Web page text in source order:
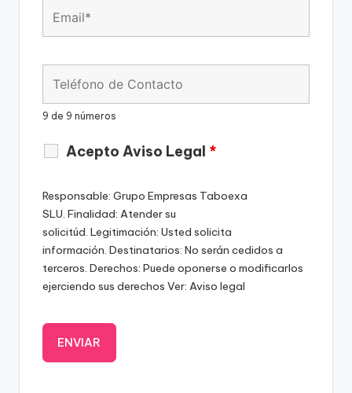
9 de 9 números
Acepto Aviso Legal *
Responsable: Grupo Empresas Taboexa
SLU. Finalidad: Atender su
solicitúd. Legitimación: Usted solicita
información. Destinatarios: No serán cedidos a
terceros. Derechos: Puede oponerse o modificarlos
ejerciendo sus derechos Ver: Aviso legal